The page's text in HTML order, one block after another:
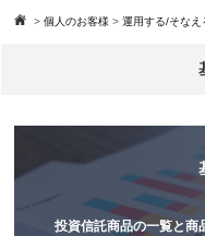
>個人のお客様 >運用する/そなえ
投資信託商品の一覧と商